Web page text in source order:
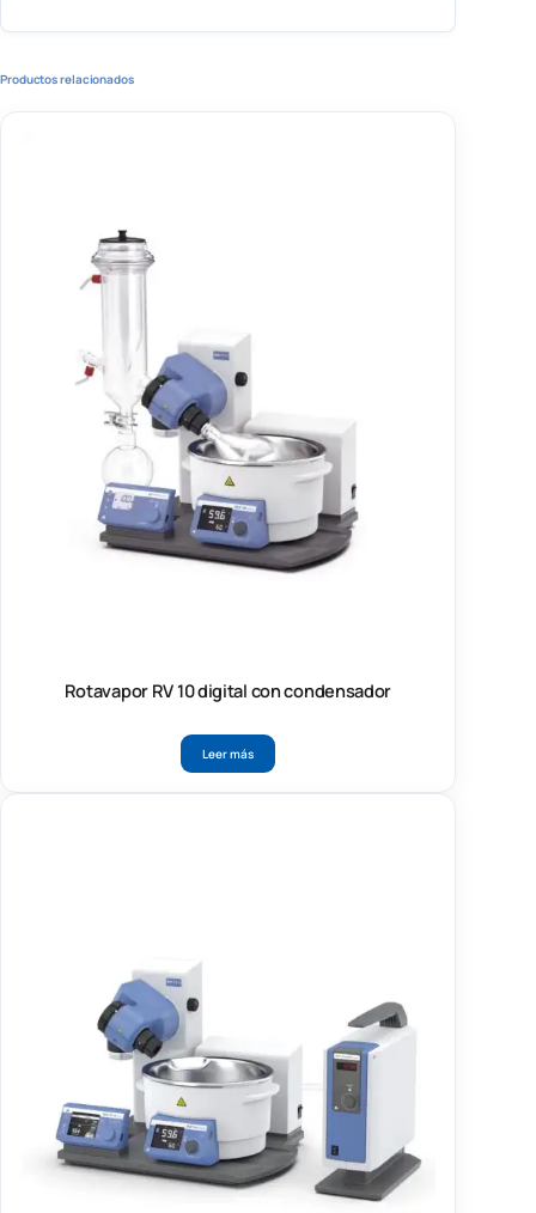
Productos relacionados
Rotavapor RV 10 digital con condensador
Leer más